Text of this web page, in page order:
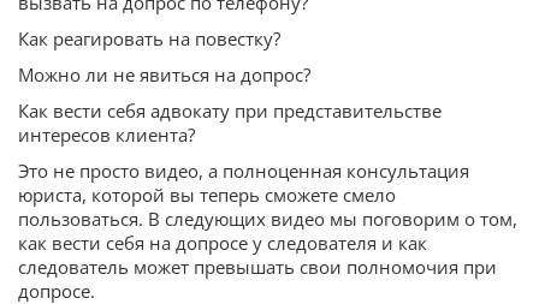
Как реагировать на повестку?
Можно ли не явиться на допрос?
Как вести себя адвокату при представительстве
интересов клиента?
Это не просто видео, а полноценная консультация
юриста, которой вы теперь сможете смело
пользоваться. В следующих видео мы поговорим о том,
как вести себя на допросе у следователя и как
следователь может превышать свои полномочия при
допросе.